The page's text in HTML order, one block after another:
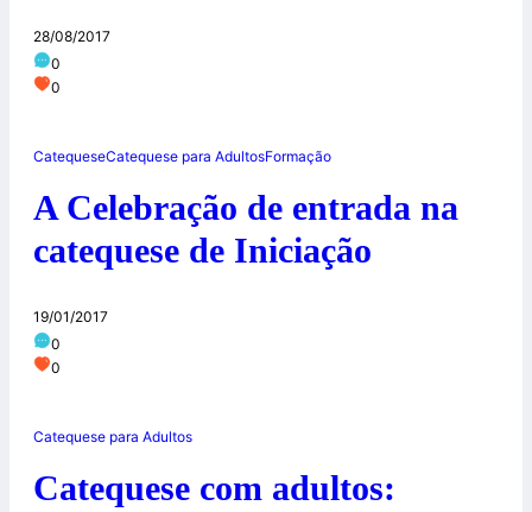
28/08/2017
0
0
CatequeseCatequese para AdultosFormação
A Celebração de entrada na
catequese de Iniciação
19/01/2017
0
0
Catequese para Adultos
Catequese com adultos: